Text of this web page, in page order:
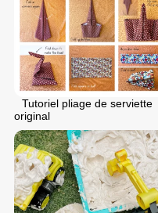
Tutoriel pliage de serviette
original